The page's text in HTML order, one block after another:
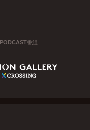
PODCAST番組